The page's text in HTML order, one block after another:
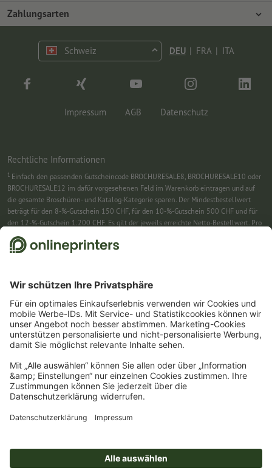
Umweltschutz
Versand
op.premium
Design
Druck & Insights
Tutorials
Zahlungsarten
Schweiz DEU | FRA | ITA
Impressum AGB Datenschutz
Rechtliche Informationen
1 Einfach den passenden Gutscheincode BROCHURESALE8, BROCHURESALE10 oder
BROCHURESALE12 im dafür vorgesehenen Feld im Warenkorb eintragen und auf
die gesamte Broschüren- und Katalog-Kategorie sparen. Der Mindestbestellwert
beträgt für den 8-%-Gutschein 150 CHF, für den 10-%-Gutschein 500 CHF und für
den 12-%-Gutschein 1.200 CHF. Es gilt der jeweils erreichte Netto-Bestellwert. Pro
Bestellung ist nur ein Gutscheincode einlösbar. Mehrfach einlösbar. Keine
Barauszahlung. Nicht mit weiteren Aktionen kombinierbar. Die Aktion gilt bis
Warenkorb eintragen und auf ausgewählte Produkte sparen. Kein
Mindestbestellwert. Mehrfach einlösbar. Keine Barauszahlung. Nicht mit weiteren
Aktionen kombinierbar. Die Aktion gilt bis einschliesslich 31.08.2026.
3 Einfach den Gutscheincode STICKYNOTES26-20 im dafür vorgesehenen Feld im
Warenkorb eintragen und auf ausgewählte Produkte sparen. Kein
Aktionen kombinierbar. Die Aktion gilt bis einschliesslich 31.08.2026.
4Sie erhalten zunächst eine E-Mail, in der Sie die Anmeldung zum Newsletter durch
einen Klick bestätigen. Erst dann senden wir Ihnen den Rabattcode und künftig
Maximale Höhe des Rabatts: 150 CHF des Bestellwerts (netto). Einmalig einlösbar.